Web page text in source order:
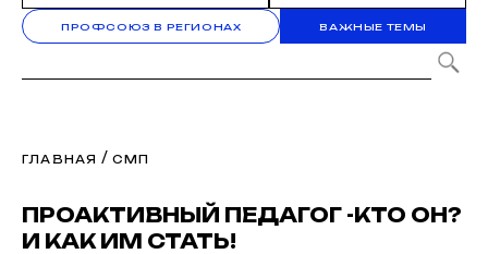
ПРОФСОЮЗ В РЕГИОНАХ ВАЖНЫЕ ТЕМЫ
ГЛАВНАЯ /СМП
ПРОАКТИВНЫЙ ПЕДАГОГ -КТО ОН?
И КАК ИМ СТАТЬ!